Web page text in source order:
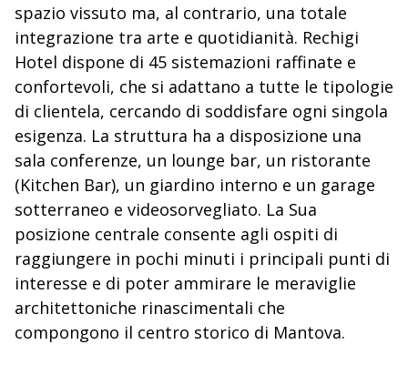
spazio vissuto ma, al contrario, una totale
integrazione tra arte e quotidianità. Rechigi
Hotel dispone di 45 sistemazioni raffinate e
confortevoli, che si adattano a tutte le tipologie
di clientela, cercando di soddisfare ogni singola
esigenza. La struttura ha a disposizione una
sala conferenze, un lounge bar, un ristorante
(Kitchen Bar), un giardino interno e un garage
sotterraneo e videosorvegliato. La Sua
posizione centrale consente agli ospiti di
raggiungere in pochi minuti i principali punti di
interesse e di poter ammirare le meraviglie
architettoniche rinascimentali che
compongono il centro storico di Mantova.